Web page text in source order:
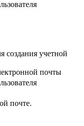
создания учетной
почты
почте.